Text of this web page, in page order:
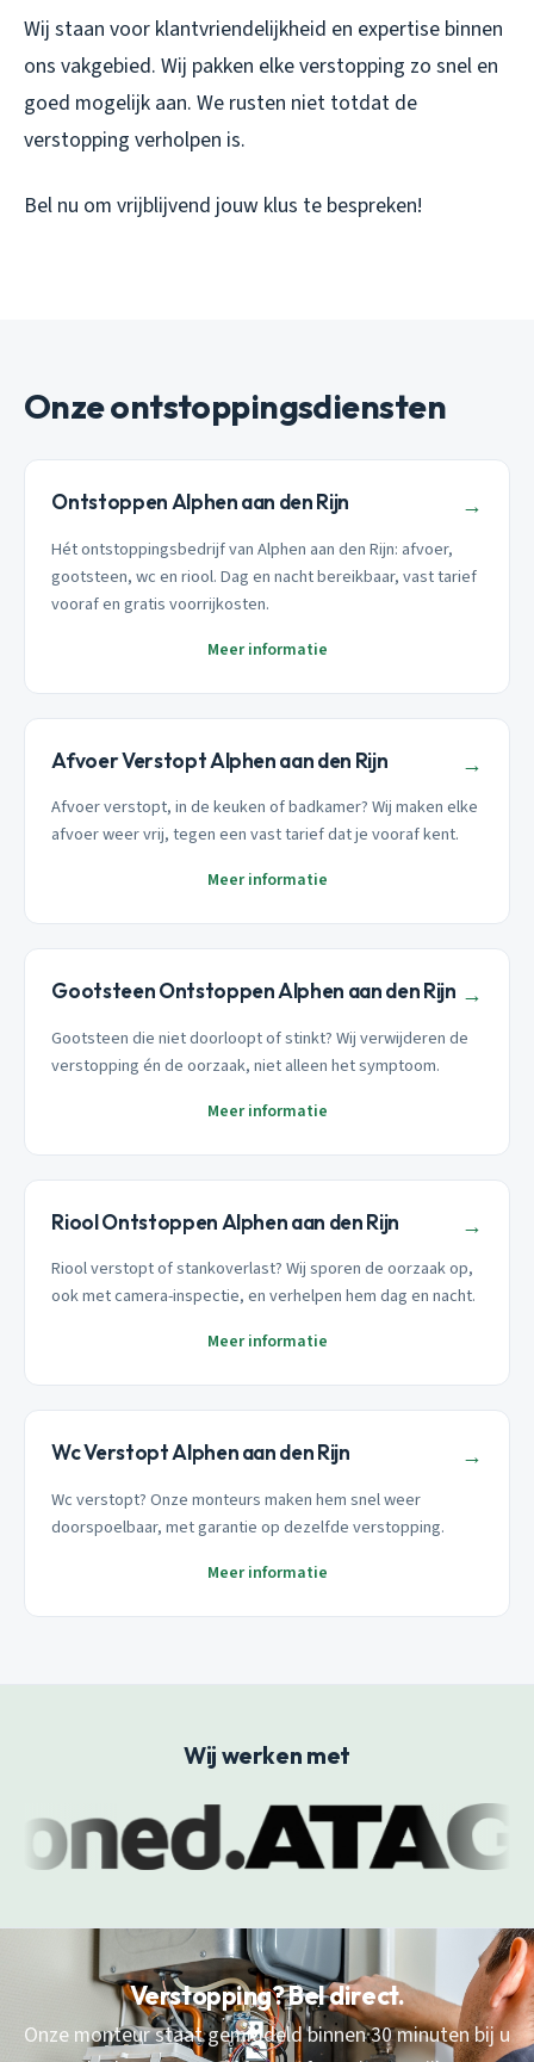
Wij staan voor klantvriendelijkheid en expertise binnen
ons vakgebied. Wij pakken elke verstopping zo snel en
goed mogelijk aan. We rusten niet totdat de
verstopping verholpen is.
Bel nu om vrijblijvend jouw klus te bespreken!
Onze ontstoppingsdiensten
Ontstoppen Alphen aan den Rijn →
Hét ontstoppingsbedrijf van Alphen aan den Rijn: afvoer,
gootsteen, wc en riool. Dag en nacht bereikbaar, vast tarief
vooraf en gratis voorrijkosten.
Meer informatie
Afvoer Verstopt Alphen aan den Rijn →
Afvoer verstopt, in de keuken of badkamer? Wij maken elke
afvoer weer vrij, tegen een vast tarief dat je vooraf kent.
Meer informatie
Gootsteen Ontstoppen Alphen aan den Rijn →
Gootsteen die niet doorloopt of stinkt? Wij verwijderen de
verstopping én de oorzaak, niet alleen het symptoom.
Meer informatie
Riool Ontstoppen Alphen aan den Rijn →
Riool verstopt of stankoverlast? Wij sporen de oorzaak op,
ook met camera-inspectie, en verhelpen hem dag en nacht.
Meer informatie
Wc Verstopt Alphen aan den Rijn →
Wc verstopt? Onze monteurs maken hem snel weer
doorspoelbaar, met garantie op dezelfde verstopping.
Meer informatie
Wij werken met
Verstopping? Bel direct.
Onze monteur staat gemiddeld binnen 30 minuten bij u